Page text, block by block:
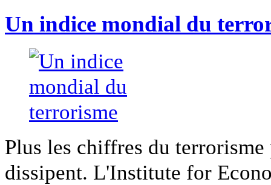
Un indice mondial du
Plus les chiffres du
dissipent. L'Institute for